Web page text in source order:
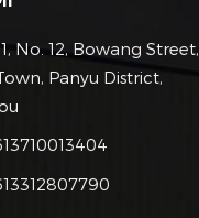
No. 12, Bowang Street,
Panyu District,